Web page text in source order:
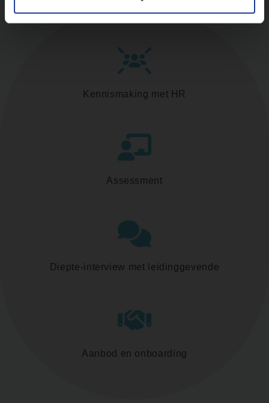
Kennismaking met HR
Assessment
Diepte-interview met leidinggevende
Aanbod en onboarding